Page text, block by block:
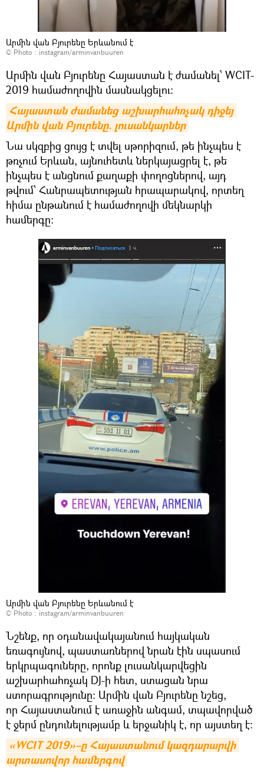
Արմին վան Բյուրենը Երևանում է
© Photo : instagram/arminvanbuuren
Արմին վան Բյուրենը Հայաստան է ժամանել՝ WCIT-
2019 համաժողովին մասնակցելու։
Հայաստան ժամանեց աշխարհահռչակ դիջեյ
Արմին վան Բյուրենը. լուսանկարներ
Նա սկզբից ցույց է տվել սթորիզում, թե ինչպես է
թռչում Երևան, այնուհետև ներկայացրել է, թե
ինչպես է անցնում քաղաքի փողոցներով, այդ
թվում՝ Հանրապետության հրապարակով, որտեղ
հիմա ընթանում է համաժողովի մեկնարկի
համերգը։
Արմին վան Բյուրենը Երևանում է
© Photo : instagram/arminvanbuuren
Նշենք, որ օդանավակայանում հայկական
եռագույնով, պաստառներով նրան էին սպասում
երկրպագուները, որոնք լուսանկարվեցին
աշխարհահռչակ DJ-ի հետ, ստացան նրա
ստորագրությունը: Արմին վան Բյուրենը նշեց,
որ Հայաստանում է առաջին անգամ, տպավորված
է ջերմ ընդունելությամբ և երջանիկ է, որ այստեղ է:
«WCIT 2019»–ը Հայաստանում կազդարարվի
արտասովոր համերգով